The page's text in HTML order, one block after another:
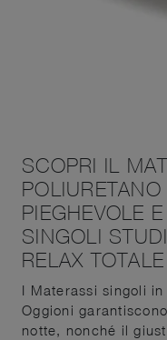
SCOPRI IL
PIEGHEVOLE
SINGOLI
RELAX TOTALE
I Materassi singoli
Oggioni
notte, nonché il